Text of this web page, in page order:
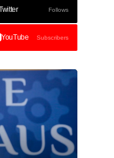
Follows
YouTube Subscribers